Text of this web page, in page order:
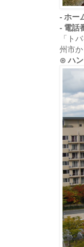
- ホー
- 電話
「ト
州市
⊙ ハン